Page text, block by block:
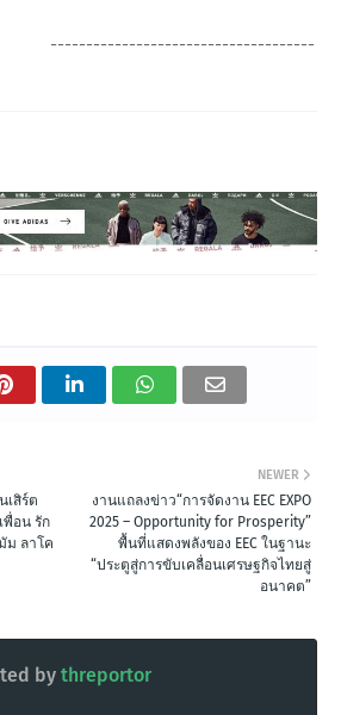
NEWER
งานแถลงข่าว“การจัดงาน EEC EXPO
2025 – Opportunity for Prosperity”
พื้นที่แสดงพลังของ EEC ในฐานะ
“ประตูสู่การขับเคลื่อนเศรษฐกิจไทยสู่
อนาคต”
เสิร์ต
พื่อน รัก
ม ลาโค
by threportor